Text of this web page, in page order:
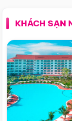
KHÁCH SẠN